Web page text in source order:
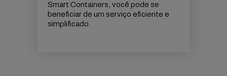
Smart Containers, você pode se
beneficiar de um serviço eficiente e
simplificado.